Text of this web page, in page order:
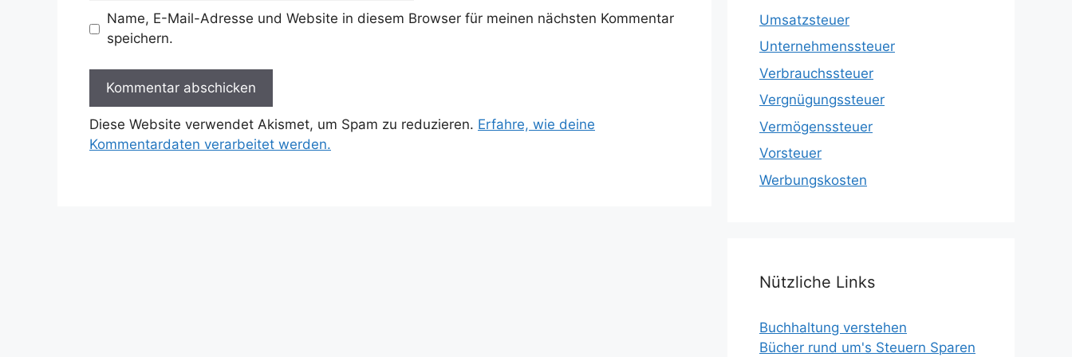
Name, E-Mail-Adresse und Website in diesem Browser für meinen nächsten Kommentar
speichern.
Diese Website verwendet Akismet, um Spam zu reduzieren. Erfahre, wie deine
Kommentardaten verarbeitet werden.
Umsatzsteuer
Unternehmenssteuer
Verbrauchssteuer
Vergnügungssteuer
Vermögenssteuer
Vorsteuer
Werbungskosten
Nützliche Links
Buchhaltung verstehen
Bücher rund um's Steuern Sparen